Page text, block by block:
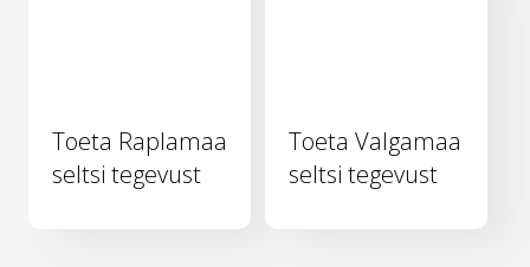
Toeta Raplamaa
seltsi tegevust
Toeta Valgamaa
seltsi tegevust